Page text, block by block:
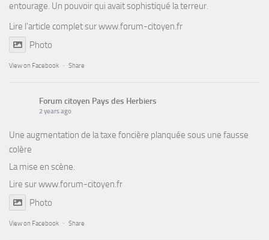
entourage. Un pouvoir qui avait sophistiqué la terreur.
Lire l'article complet surwww.forum-citoyen.fr
Photo
View on Facebook · Share
Forum citoyen Pays des Herbiers
2 years ago
Une augmentation de la taxe foncière planquée sous une fausse
colère
La mise en scène.
Lire surwww.forum-citoyen.fr
Photo
View on Facebook · Share